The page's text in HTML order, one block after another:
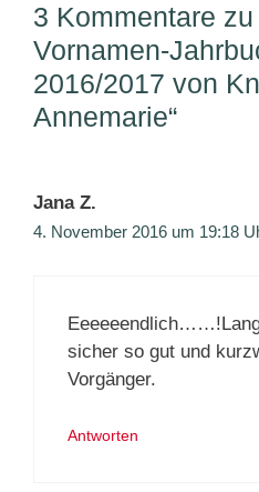
3 Kommentare zu
Vornamen-
2016/2017 von
Annemarie“
Jana Z.
4. November 2016 um 19:18
sicher so gut und
Vorgänger.
Antworten